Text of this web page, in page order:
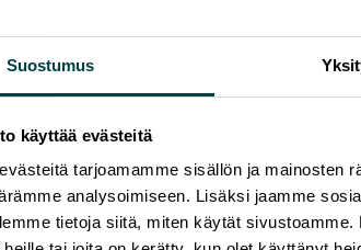
Suostumus
käyttää evästeitä
tarjoamamme sisällön ja mainosten
analysoimiseen. Lisäksi jaamme
tietoja siitä, miten käytät
vakituiseen työsuhteeseen
meillä
projekteissa